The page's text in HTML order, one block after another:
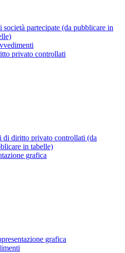
società partecipate (da pubblicare in
privato controllati
di diritto privato controllati (da
in tabelle)
grafica
grafica